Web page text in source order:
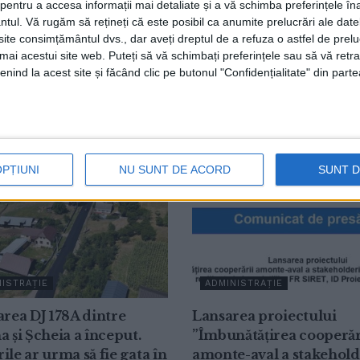
a accesa informații mai detaliate și a vă schimba preferințele
Vă rugăm să rețineți că este posibil ca anumite prelucrări ale
consimțământul dvs., dar aveți dreptul de a refuza o astfel de
acestui site web. Puteți să vă schimbați preferințele sau să vă
la acest site și făcând clic pe butonul "Confidențialitate" din
NU SUNT DE ACORD SUNT
contractul de execuție și să ne apucăm de
Dornei Vatra Dornei
DJ 178A dintre
și Șcheia a început.
ar urma să fie gata în
ADMINISTRAȚIE
Lansarea proiectului
”Îmbunătățirea
amonte-aval a